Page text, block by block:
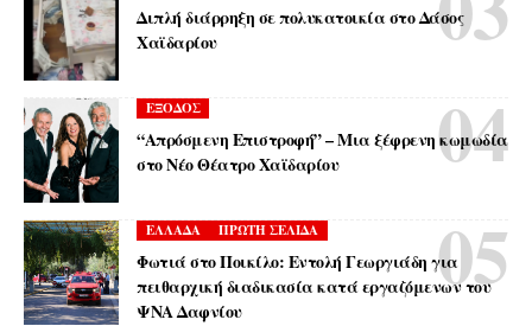
Διπλή διάρρηξη σε πολυκατοικία στο Δάσος
Χαϊδαρίου
ΕΞΟΔΟΣ
“Απρόσμενη Επιστροφή” – Μια ξέφρενη κωμωδία
στο Νέο Θέατρο Χαϊδαρίου
ΕΛΛΑΔΑ ΠΡΩΤΗ ΣΕΛΙΔΑ
Φωτιά στο Ποικίλο: Εντολή Γεωργιάδη για
πειθαρχική διαδικασία κατά εργαζόμενων του
ΨΝΑ Δαφνίου